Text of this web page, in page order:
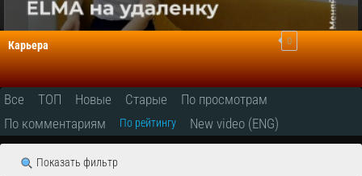
0
Карьера
Все ТОП Новые Старые
По просмотрам
По комментариям
По рейтингу New video (ENG)
Показать фильтр